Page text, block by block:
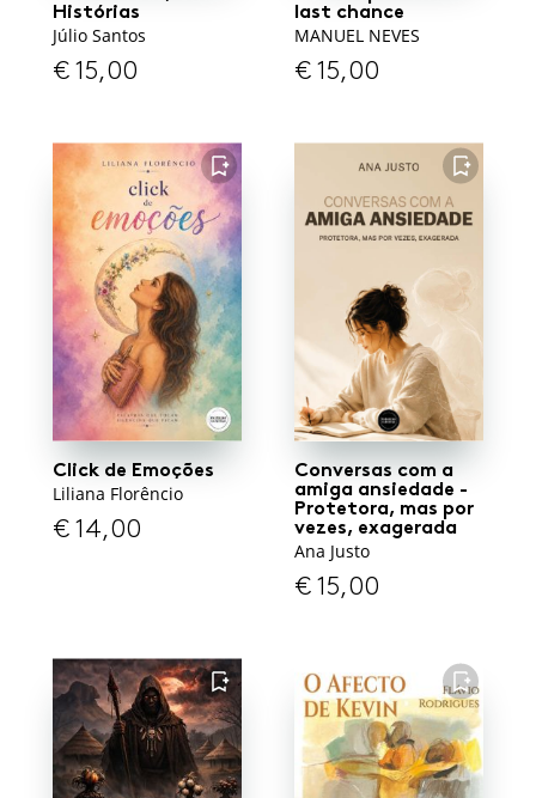
Histórias
Júlio Santos
€15,00
last chance
MANUEL NEVES
€15,00
FAVORITO
Click de Emoções
Liliana Florêncio
€14,00
FAVORITO
Conversas com a
amiga ansiedade -
Protetora, mas por
vezes, exagerada
Ana Justo
€15,00
FAVORITO FAVORITO